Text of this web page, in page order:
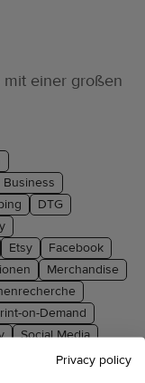
einer großen
Business
DTG
Etsy
Facebook
Merchandise
on-Demand
Social Media
TikTok
Privacy policy